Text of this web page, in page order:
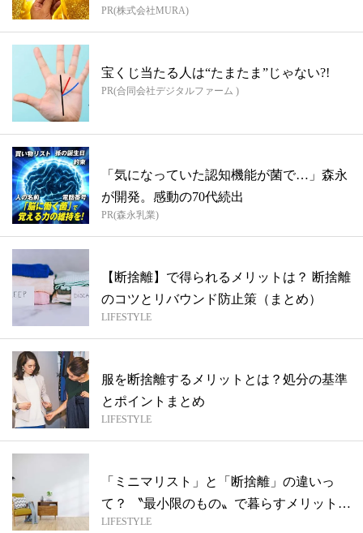
PR(株式会社MURA)
宝くじ当たる人は“たまたま”じゃない?!
PR(合同会社デジタルファーム )
「気になっていた認知機能が菌で…」森永
が開発。感動の70代続出
PR(森永乳業)
【断捨離】で得られるメリットは？ 断捨離
のコツとリバウンド防止策（まとめ）
LIFESTYLE
服を断捨離するメリットとは？処分の基準
とポイントまとめ
LIFESTYLE
「ミニマリスト」と「断捨離」の違いっ
て？ 〝最小限のもの〟で暮らすメリットと
断捨...
LIFESTYLE